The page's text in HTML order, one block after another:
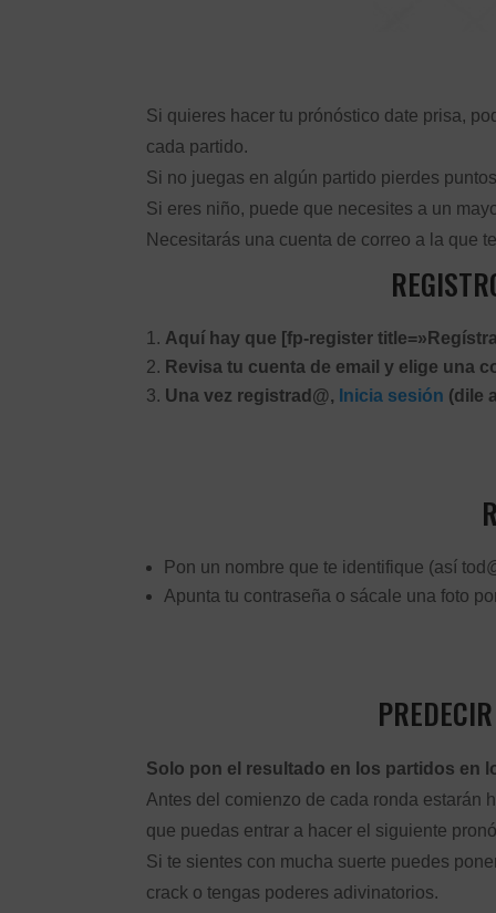
Si quieres hacer tu prónóstico date prisa,
cada partido.
Si no juegas en algún partido pierdes
Si eres niño, puede que necesites a un
Necesitarás una cuenta de correo a la que
Aquí hay que [fp-register
Revisa tu cuenta de email y elige una
Una vez registrad@, Inicia sesión (dile
Pon un nombre que te identifique (así
Apunta tu contraseña o sácale una foto
Solo pon el resultado en los partidos en
Antes del comienzo de cada ronda estarán
que puedas entrar a hacer el siguiente
Si te sientes con mucha suerte puedes
crack o tengas poderes adivinatorios.